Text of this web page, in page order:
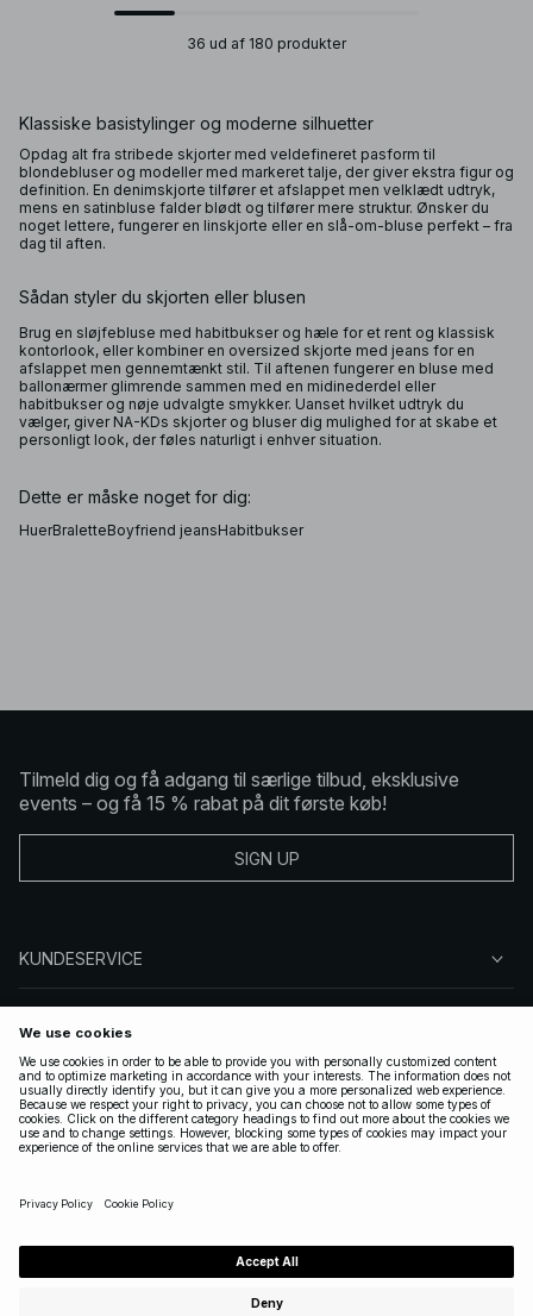
36 ud af 180 produkter
Klassiske basistylinger og moderne silhuetter
Opdag alt fra stribede skjorter med veldefineret pasform til
blondebluser og modeller med markeret talje, der giver ekstra figur og
definition. En denimskjorte tilfører et afslappet men velklædt udtryk,
mens en satinbluse falder blødt og tilfører mere struktur. Ønsker du
noget lettere, fungerer en linskjorte eller en slå-om-bluse perfekt – fra
dag til aften.
Sådan styler du skjorten eller blusen
Brug en sløjfebluse med habitbukser og hæle for et rent og klassisk
kontorlook, eller kombiner en oversized skjorte med jeans for en
afslappet men gennemtænkt stil. Til aftenen fungerer en bluse med
ballonærmer glimrende sammen med en midinederdel eller
habitbukser og nøje udvalgte smykker. Uanset hvilket udtryk du
vælger, giver NA-KDs skjorter og bluser dig mulighed for at skabe et
personligt look, der føles naturligt i enhver situation.
Dette er måske noget for dig:
HuerBraletteBoyfriend jeansHabitbukser
Tilmeld dig og få adgang til særlige tilbud, eksklusive
events – og få 15 % rabat på dit første køb!
SIGN UP
KUNDESERVICE
FØLG OS
GYLDIGE